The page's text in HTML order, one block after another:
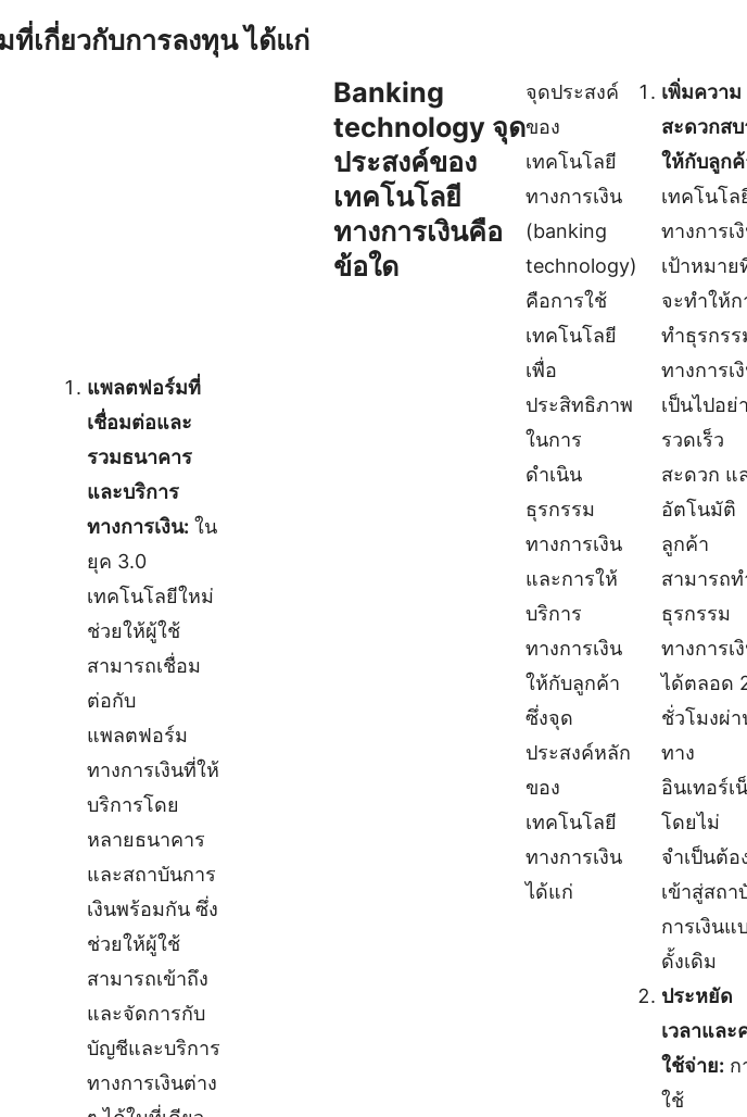
เกี่ยวกับการลงทุน ได้แก่
แพลตฟอร์มที่
เชื่อมต่อและ
รวมธนาคาร
และบริการ
ทางการเงิน: ใน
ยุค 3.0
เทคโนโลยีใหม่
ช่วยให้ผู้ใช้
สามารถเชื่อม
ต่อกับ
แพลตฟอร์ม
ทางการเงินที่ให้
บริการโดย
หลายธนาคาร
และสถาบันการ
เงินพร้อมกัน ซึ่ง
ช่วยให้ผู้ใช้
สามารถเข้าถึง
และจัดการกับ
บัญชีและบริการ
ทางการเงินต่าง
Banking
technology จุด
ประสงค์ของ
เทคโนโลยี
ทางการเงินคือ
ข้อใด
จุดประสงค์
ของ
เทคโนโลยี
ทางการเงิน
(banking
technology)
คือการใช้
เทคโนโลยี
เพื่อ
ประสิทธิภาพ
ในการ
ดำเนิน
ธุรกรรม
ทางการเงิน
และการให้
บริการ
ทางการเงิน
ให้กับลูกค้า
ซึ่งจุด
ประสงค์หลัก
ของ
เทคโนโลยี
ทางการเงิน
ได้แก่
เพิ่มความ
สะดวกส
ให้กับลูก
เทคโนโล
ทางการเ
เป้าหมาย
จะทำให้ก
ทำธุรกรร
ทางการเ
เป็นไปอย่
รวดเร็ว
สะดวก แ
อัตโนมัติ
ลูกค้า
สามารถท
ธุรกรรม
ทางการเ
ได้ตลอด
ชั่วโมงผ่า
ทาง
อินเทอร์เ
โดยไม่
จำเป็นต้อ
เข้าสู่สถา
การเงินแ
ดั้งเดิม
ประหยัด
เวลาและ
ใช้จ่าย: ก
ใช้